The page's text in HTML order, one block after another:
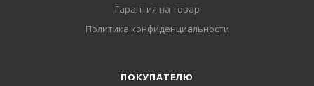
Гарантия на товар
Политика конфиденциальности
ПОКУПАТЕЛЮ